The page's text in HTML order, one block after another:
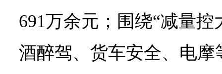
691万余元；围绕“减量
酒醉驾、货车安全、电摩